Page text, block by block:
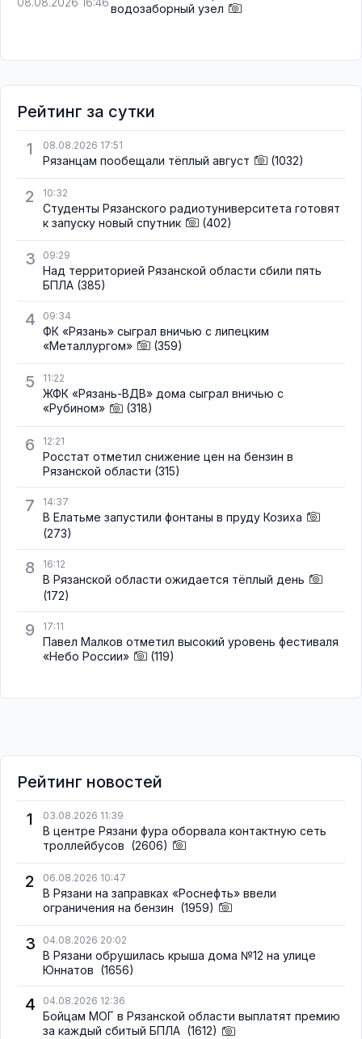
водозаборный узел
Рейтинг за сутки
1
08.08.2026 17:51
Рязанцам пообещали тёплый август (1032)
2 10:32
Студенты Рязанского радиотуниверситета готовят
к запуску новый спутник
(402)
3 09:29
Над территорией Рязанской области сбили пять
БПЛА (385)
4 09:34
ФК «Рязань» сыграл вничью с липецким
«Металлургом»
(359)
5 11:22
ЖФК «Рязань-ВДВ» дома сыграл вничью с
«Рубином»
(318)
6 12:21
Росстат отметил снижение цен на бензин в
Рязанской области (315)
7 14:37
В Елатьме запустили фонтаны в пруду Козиха
(273)
8 16:12
В Рязанской области ожидается тёплый день
(172)
9 17:11
Павел Малков отметил высокий уровень фестиваля
«Небо России»
(119)
Рейтинг новостей
1
03.08.2026 11:39
В центре Рязани фура оборвала контактную сеть
троллейбусов (2606)
2 06.08.2026 10:47
В Рязани на заправках «Роснефть» ввели
ограничения на бензин (1959)
3 04.08.2026 20:02
В Рязани обрушилась крыша дома №12 на улице
Юннатов (1656)
4 04.08.2026 12:36
Бойцам МОГ в Рязанской области выплатят премию
за каждый сбитый БПЛА (1612)